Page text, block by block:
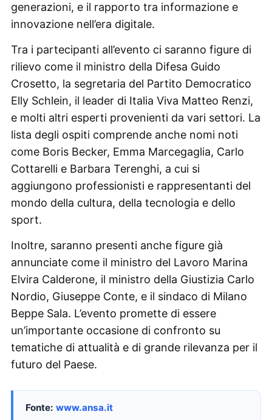
generazioni, e il rapporto tra informazione e
innovazione nell’era digitale.
Tra i partecipanti all’evento ci saranno figure di
rilievo come il ministro della Difesa Guido
Crosetto, la segretaria del Partito Democratico
Elly Schlein, il leader di Italia Viva Matteo Renzi,
e molti altri esperti provenienti da vari settori. La
lista degli ospiti comprende anche nomi noti
come Boris Becker, Emma Marcegaglia, Carlo
Cottarelli e Barbara Terenghi, a cui si
aggiungono professionisti e rappresentanti del
mondo della cultura, della tecnologia e dello
sport.
Inoltre, saranno presenti anche figure già
annunciate come il ministro del Lavoro Marina
Elvira Calderone, il ministro della Giustizia Carlo
Nordio, Giuseppe Conte, e il sindaco di Milano
Beppe Sala. L’evento promette di essere
un’importante occasione di confronto su
tematiche di attualità e di grande rilevanza per il
futuro del Paese.
Fonte: www.ansa.it